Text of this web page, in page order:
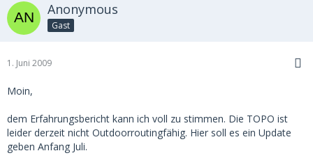
Anonymous
Gast
1. Juni 2009
Moin,
dem Erfahrungsbericht kann ich voll zu stimmen. Die TOPO ist
leider derzeit nicht Outdoorroutingfähig. Hier soll es ein Update
geben Anfang Juli.